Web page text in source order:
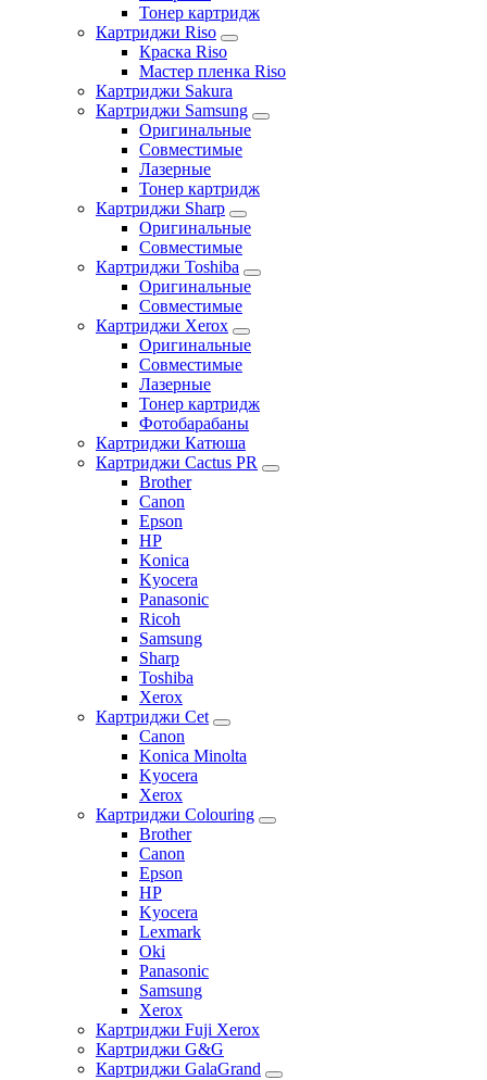
Тонер картридж
Картриджи Riso
Краска Riso
Мастер пленка Riso
Картриджи Sakura
Картриджи Samsung
Оригинальные
Совместимые
Лазерные
Тонер картридж
Картриджи Sharp
Оригинальные
Совместимые
Картриджи Toshiba
Оригинальные
Совместимые
Картриджи Xerox
Оригинальные
Совместимые
Лазерные
Тонер картридж
Фотобарабаны
Картриджи Катюша
Картриджи Cactus PR
Brother
Canon
Epson
HP
Konica
Kyocera
Panasonic
Ricoh
Samsung
Sharp
Toshiba
Xerox
Картриджи Cet
Canon
Konica Minolta
Kyocera
Xerox
Картриджи Colouring
Brother
Canon
Epson
HP
Kyocera
Lexmark
Oki
Panasonic
Samsung
Xerox
Картриджи Fuji Xerox
Картриджи G&G
Картриджи GalaGrand